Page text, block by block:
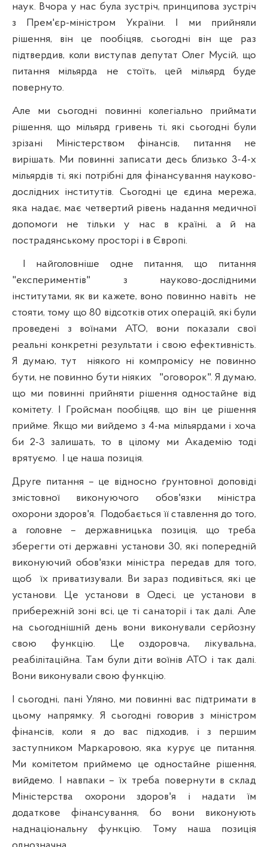
наук. Вчора у нас була зустріч, принципова зустріч
з Прем'єр-міністром України. І ми прийняли
рішення, він це пообіцяв, сьогодні він ще раз
підтвердив, коли виступав депутат Олег Мусій, що
питання мільярда не стоїть, цей мільярд буде
повернуто.
Але ми сьогодні повинні колегіально приймати
рішення, що мільярд гривень ті, які сьогодні були
зрізані Міністерством фінансів, питання не
вирішать. Ми повинні записати десь близько 3-4-х
мільярдів ті, які потрібні для фінансування науково-
дослідних інститутів. Сьогодні це єдина мережа,
яка надає, має четвертий рівень надання медичної
допомоги не тільки у нас в країні, а й на
пострадянському просторі і в Європі.
І найголовніше одне питання, що питання
"експериментів" з науково-дослідними
інститутами, як ви кажете, воно повинно навіть
не
стояти, тому що 80 відсотків отих операцій, які були
проведені з воїнами АТО, вони показали свої
реальні конкретні результати і свою ефективність.
Я думаю, тут
ніякого ні компромісу не повинно
бути, не повинно бути ніяких
"оговорок". Я думаю,
що ми повинні прийняти рішення одностайне від
комітету. І
Гройсман пообіцяв, що він це рішення
прийме. Якщо ми вийдемо з 4-ма мільярдами і хоча
би 2-3 залишать, то в цілому ми Академію тоді
врятуємо.
І це наша позиція.
Друге питання – це відносно ґрунтовної доповіді
змістовної виконуючого обов'язки міністра
охорони здоров'я.
Подобається її ставлення до того,
а головне – державницька позиція, що треба
зберегти оті державні установи 30, які попередній
виконуючий обов'язки міністра передав для того,
щоб
їх приватизували. Ви зараз подивіться, які це
установи. Це установи в Одесі, це установи в
прибережній зоні всі, це ті санаторії і так далі. Але
на сьогоднішній день вони виконували серйозну
свою функцію. Це оздоровча, лікувальна,
реабілітаційна. Там були діти воїнів АТО і так далі.
Вони виконували свою функцію.
І сьогодні, пані Уляно, ми повинні вас підтримати в
цьому напрямку. Я сьогодні говорив з міністром
фінансів, коли я до вас підходив, і з першим
заступником Маркаровою, яка курує це питання.
Ми комітетом приймемо це одностайне рішення,
вийдемо. І навпаки – їх треба повернути в склад
Міністерства охорони здоров'я і надати їм
додаткове фінансування, бо вони виконують
наднаціональну функцію. Тому наша позиція